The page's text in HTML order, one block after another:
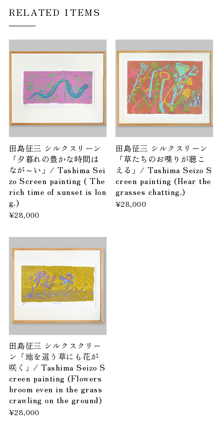
RELATED ITEMS
田島征三 シルクスリーン
「夕暮れの豊かな時間は
なが～い」/ Tashima Sei
zo Screen painting ( The
rich time of sunset is lon
g.)
¥28,000
田島征三 シルクスリーン
「草たちのお喋りが聴こ
える」/ Tashima Seizo S
creen painting (Hear the
grasses chatting.)
¥28,000
田島征三 シルクスクリー
ン「地を這う草にも花が
咲く」/ Tashima Seizo S
creen painting (Flowers
broom even in the grass
crawling on the ground)
¥28,000